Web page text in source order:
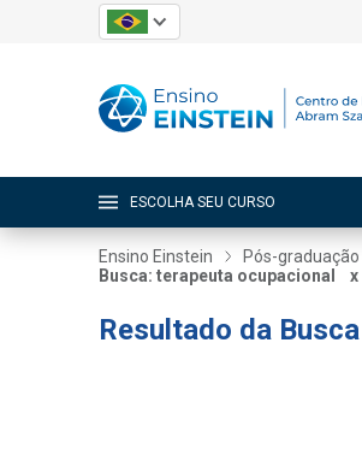
ESCOLHA SEU CURSO
Ensino Einstein Pós-graduação
Busca: terapeuta ocupacional
x
Resultado da Busca